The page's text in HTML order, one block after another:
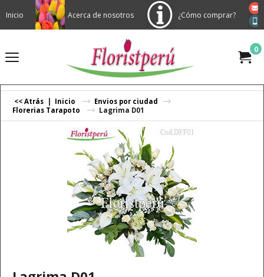
Inicio Acerca de nosotros ¿Cómo comprar?
0
<< Atrás Inicio
Envios por ciudad
Florerias Tarapoto
Lagrima D01